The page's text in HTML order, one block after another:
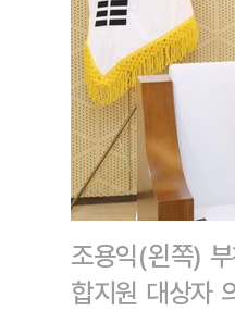
조용익(왼쪽)
합지원 대상자